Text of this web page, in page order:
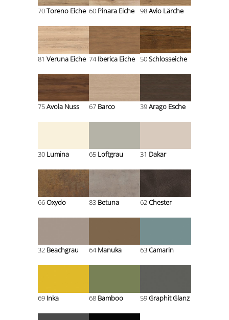
70Toreno Eiche 60 Pinara Eiche 98Avio Lärche
81 Veruna Eiche 74Iberica Eiche 50Schlosseiche
75Avola Nuss 67 Barco 39Arago Esche
30 Lumina 65 Loftgrau 31 Dakar
66Oxydo 83 Betuna 62Chester
32 Beachgrau 64Manuka 63Camarin
69 Inka 68 Bamboo 59Graphit Glanz